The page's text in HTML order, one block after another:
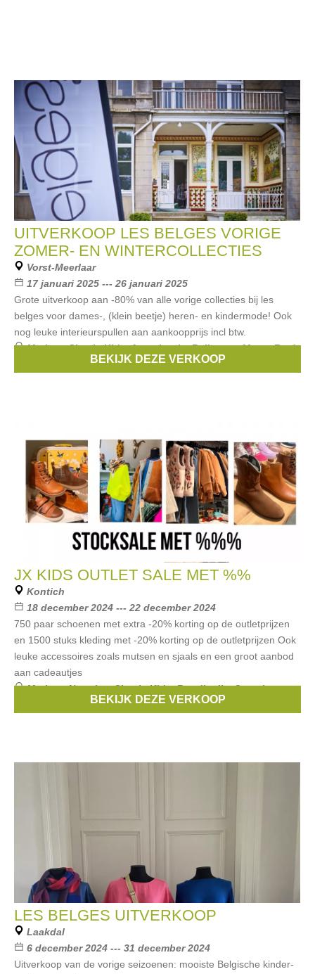
UITVERKOOP LES BELGES VORIGE
ZOMER- EN WINTERCOLLECTIES
Vorst-Meerlaar
17 januari 2025 --- 26 januari 2025
Grote uitverkoop aan -80% van alle vorige collecties bij les
belges voor dames-, (klein beetje) heren- en kindermode! Ook
nog leuke interieurspullen aan aankoopprijs incl btw.
Merken:Simple Kids,Anne kurris,Bellerose,Maan,Fred
BEKIJK DEZE VERKOOP
JX KIDS OUTLET SALE MET %%
Kontich
18 december 2024 --- 22 december 2024
750 paar schoenen met extra -20% korting op de outletprijzen
en 1500 stuks kleding met -20% korting op de outletprijzen Ook
leuke accessoires zoals mutsen en sjaals en een groot aanbod
aan cadeautjes
Merken:Noppies,Simple Kids,Rondinella,Scotch,
BEKIJK DEZE VERKOOP
LES BELGES UITVERKOOP
Laakdal
6 december 2024 --- 31 december 2024
Uitverkoop van de vorige seizoenen: mooiste Belgische kinder-